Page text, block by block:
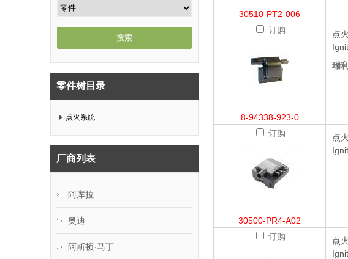
30510-PT2-006
订购
8-94338-923-0
点
瑞
订购
30500-PR4-A02
点
订购
点
零件树目录
点火系统
厂商列表
阿库拉
奥迪
阿斯顿·马丁